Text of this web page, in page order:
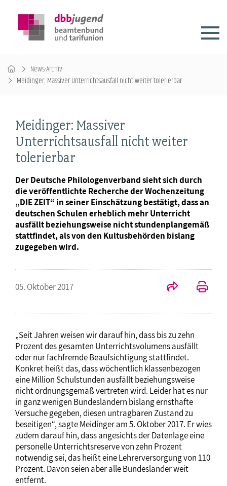
News-Archiv
Meidinger: Massiver Unterrichtsausfall nicht weiter tolerierbar
Meidinger: Massiver
Unterrichtsausfall nicht weiter
tolerierbar
Der Deutsche Philologenverband sieht sich durch
die veröffentlichte Recherche der Wochenzeitung
„DIE ZEIT“ in seiner Einschätzung bestätigt, dass an
deutschen Schulen erheblich mehr Unterricht
ausfällt beziehungsweise nicht stundenplangemäß
stattfindet, als von den Kultusbehörden bislang
zugegeben wird.
05. Oktober 2017
„Seit Jahren weisen wir darauf hin, dass bis zu zehn
Prozent des gesamten Unterrichtsvolumens ausfällt
oder nur fachfremde Beaufsichtigung stattfindet.
Konkret heißt das, dass wöchentlich klassenbezogen
eine Million Schulstunden ausfällt beziehungsweise
nicht ordnungsgemäß vertreten wird. Leider hat es nur
in ganz wenigen Bundesländern bislang ernsthafte
Versuche gegeben, diesen untragbaren Zustand zu
beseitigen“, sagte Meidinger am 5. Oktober 2017. Er wies
zudem darauf hin, dass angesichts der Datenlage eine
personelle Unterrichtsreserve von zehn Prozent
notwendig sei, das heißt eine Lehrerversorgung von 110
Prozent. Davon seien aber alle Bundesländer weit
entfernt.